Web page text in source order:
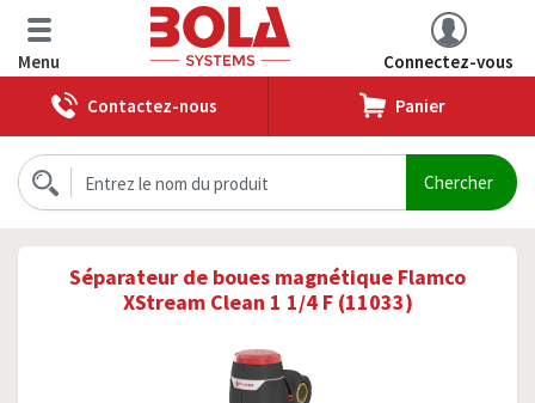
Menu
Connectez-vous
Contactez-nous
Panier
Séparateur de boues magnétique Flamco
XStream Clean 1 1/4 F (11033)